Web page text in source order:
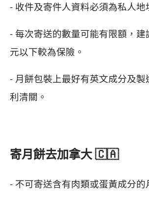
- 收件及寄件人資料必須為私人地
- 每次寄送的數量可能有限額，
元以下較為保險。
- 月餅包裝上最好有英文成分及製
利清關。
寄月餅去加拿大 🇨🇦
- 不可寄送含有肉類或蛋黃成分的